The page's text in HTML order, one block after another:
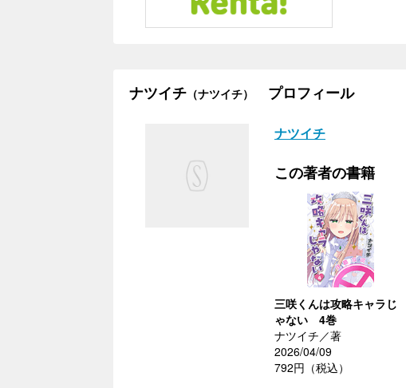
ナツイチ （ナツイチ） プロフィール
ナツイチ
この著者の書籍
三咲くんは攻略キャラじ
ゃない 4巻
ナツイチ／著
2026/04/09
792円（税込）